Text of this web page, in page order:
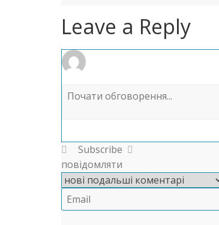
Leave a Reply
Subscribe
повідомляти